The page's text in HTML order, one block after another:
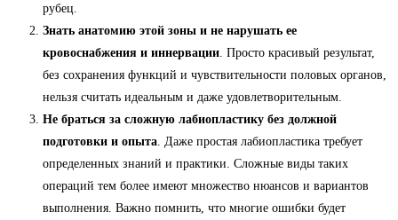
рубец.
Знать анатомию этой зоны и не нарушать ее
кровоснабжения и иннервации . Просто красивый результат,
без сохранения функций и чувствительности половых органов,
нельзя считать идеальным и даже удовлетворительным.
Не браться за сложную лабиопластику без должной
подготовки и опыта . Даже простая лабиопластика требует
определенных знаний и практики. Сложные виды таких
операций тем более имеют множество нюансов и вариантов
выполнения. Важно помнить, что многие ошибки будет